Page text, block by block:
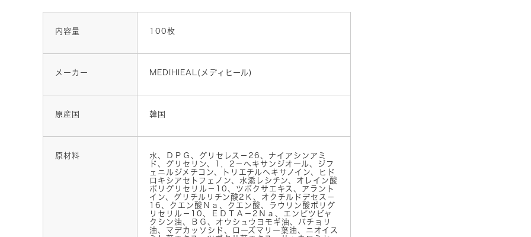
内容量 100枚
メーカー MEDIHIEAL(メディヒール)
原産国 韓国
原材料
水、ＤＰＧ、グリセレス－26、ナイアシンアミ
ド、グリセリン、1，2－ヘキサンジオール、ジフ
ェニルジメチコン、トリエチルヘキサノイン、ヒド
ロキシアセトフェノン、水添レシチン、オレイン酸
ポリグリセリル－10、ツボクサエキス、アラント
イン、グリチルリチン酸2Ｋ、オクチルドデセス－
16、クエン酸Ｎａ、クエン酸、ラウリン酸ポリグ
リセリル－10、ＥＤＴＡ－2Ｎａ、エンピツビャ
クシン油、ＢＧ、オウシュウヨモギ油、パチョリ
油、マデカッソシド、ローズマリー葉油、ニオイス